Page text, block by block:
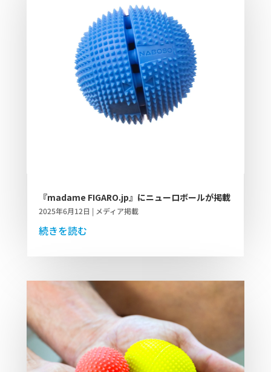
『madame FIGARO.jp』にニューロボールが掲載
2025年6月12日 | メディア掲載
続きを読む